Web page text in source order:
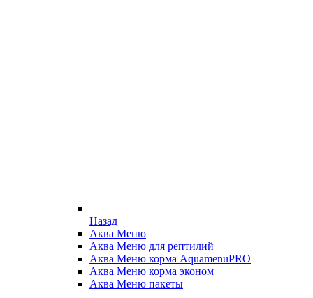
Назад
Аква Меню
Аква Меню для рептилий
Аква Меню корма AquamenuPRO
Аква Меню корма эконом
Аква Меню пакеты